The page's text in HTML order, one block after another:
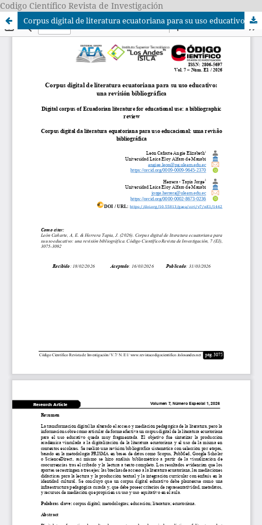
Codigo Científico Revista de Investigación
Corpus digital de literatura ecuatoriana para su uso educativo: una revisión bibliográfica